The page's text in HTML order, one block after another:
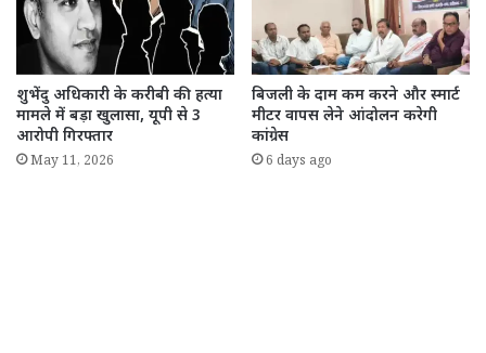
शुभेंदु अधिकारी के करीबी की हत्या
मामले में बड़ा खुलासा, यूपी से 3
आरोपी गिरफ्तार
May 11, 2026
बिजली के दाम कम करने और स्मार्ट
मीटर वापस लेने आंदोलन करेगी
कांग्रेस
6 days ago